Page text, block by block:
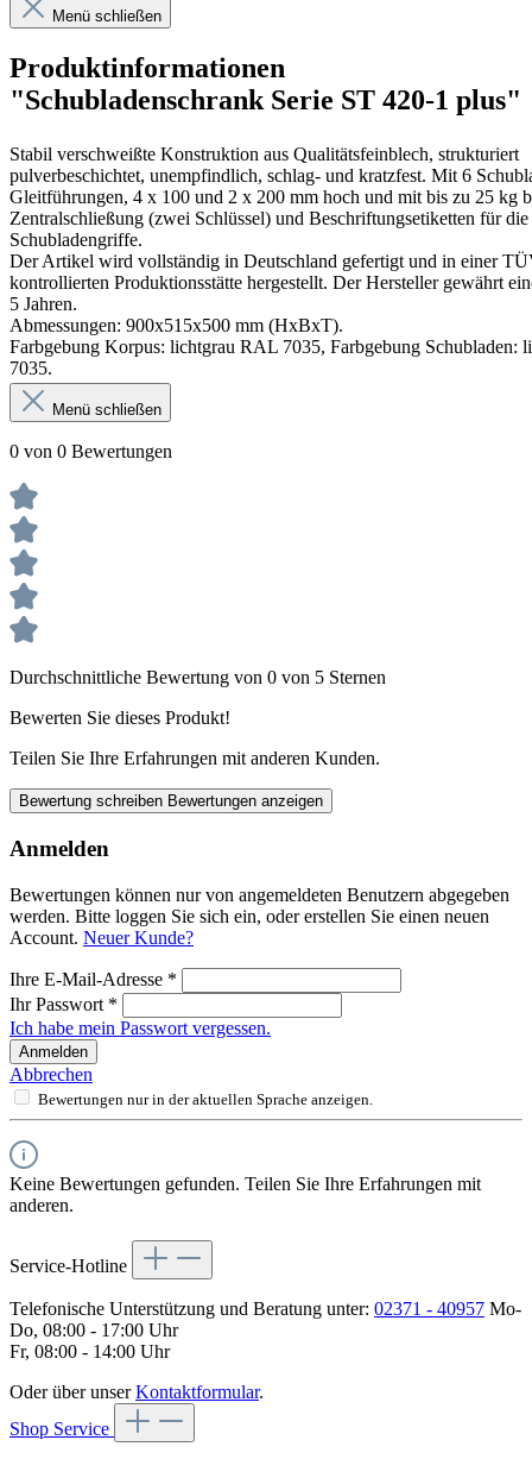
Menü schließen
Produktinformationen
"Schubladenschrank Serie ST 420-1 plus"
Stabil verschweißte Konstruktion aus Qualitätsfeinblech, strukturiert
pulverbeschichtet, unempfindlich, schlag- und kratzfest. Mit 6
Gleitführungen, 4 x 100 und 2 x 200 mm hoch und mit bis zu 25 kg
Zentralschließung (zwei Schlüssel) und Beschriftungsetiketten für die
Schubladengriffe.
Der Artikel wird vollständig in Deutschland gefertigt und in einer
kontrollierten Produktionsstätte hergestellt. Der Hersteller gewährt
5 Jahren.
Abmessungen: 900x515x500 mm (HxBxT).
Farbgebung Korpus: lichtgrau RAL 7035, Farbgebung Schubladen:
7035.
Menü schließen
0 von 0 Bewertungen
Durchschnittliche Bewertung von 0 von 5 Sternen
Bewerten Sie dieses Produkt!
Teilen Sie Ihre Erfahrungen mit anderen Kunden.
Bewertung schreiben Bewertungen anzeigen
Anmelden
Bewertungen können nur von angemeldeten Benutzern abgegeben
werden. Bitte loggen Sie sich ein, oder erstellen Sie einen neuen
Account. Neuer Kunde?
Ihre E-Mail-Adresse *
Ihr Passwort *
Ich habe mein Passwort vergessen.
Anmelden
Abbrechen
Bewertungen nur in der aktuellen Sprache anzeigen.
Keine Bewertungen gefunden. Teilen Sie Ihre Erfahrungen mit
anderen.
Service-Hotline
Telefonische Unterstützung und Beratung unter: 02371 - 40957 Mo-
Do, 08:00 - 17:00 Uhr
Fr, 08:00 - 14:00 Uhr
Oder über unserKontaktformular.
Shop Service